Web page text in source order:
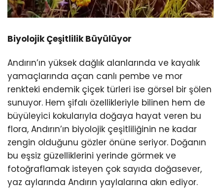
Biyolojik Çeşitlilik Büyülüyor
Andırın’ın yüksek dağlık alanlarında ve kayalık
yamaçlarında açan canlı pembe ve mor
renkteki endemik çiçek türleri ise görsel bir şölen
sunuyor. Hem şifalı özellikleriyle bilinen hem de
büyüleyici kokularıyla doğaya hayat veren bu
flora, Andırın’ın biyolojik çeşitliliğinin ne kadar
zengin olduğunu gözler önüne seriyor. Doğanın
bu eşsiz güzelliklerini yerinde görmek ve
fotoğraflamak isteyen çok sayıda doğasever,
yaz aylarında Andırın yaylalarına akın ediyor.